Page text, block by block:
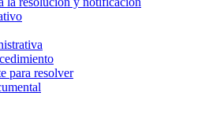
para resolver